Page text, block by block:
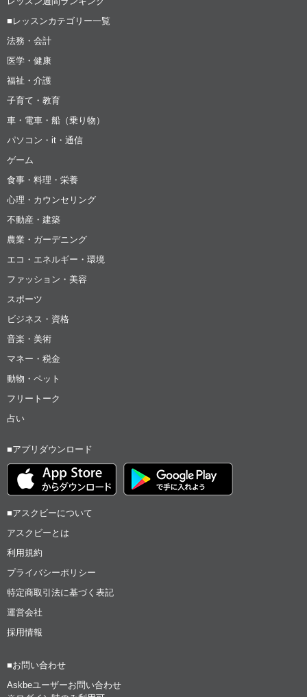
■レッスンカテゴリー一覧
法務・会計
医学・健康
福祉・介護
子育て・教育
車・電車・船（乗り物）
パソコン・it・通信
ゲーム
食事・料理・栄養
心理・カウンセリング
不動産・建築
農業・ガーデニング
エコ・エネルギー・環境
ファッション・美容
スポーツ
ビジネス・資格
音楽・美術
マネー・税金
動物・ペット
フリートーク
占い
■アプリダウンロード
■アスクビーについて
アスクビーとは
利用規約
プライバシーポリシー
特定商取引法に基づく表記
運営会社
採用情報
■お問い合わせ
Askbeユーザーお問い合わせ